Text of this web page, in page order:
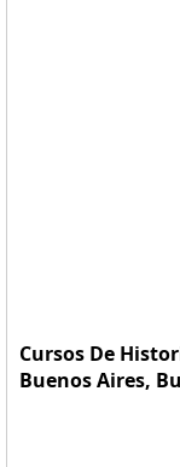
Cursos De
Buenos Aires,